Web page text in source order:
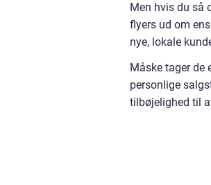
Men hvis du så
flyers ud om
nye, lokale
Måske tager de
personlige
tilbøjelighed til